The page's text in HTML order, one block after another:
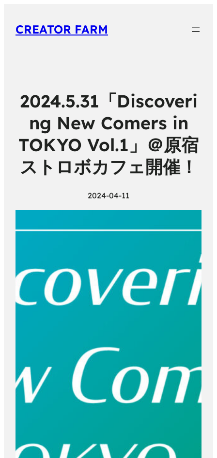
CREATOR FARM
2024.5.31「Discoveri
ng New Comers in
TOKYO Vol.1」＠原宿
ストロボカフェ開催！
2024-04-11